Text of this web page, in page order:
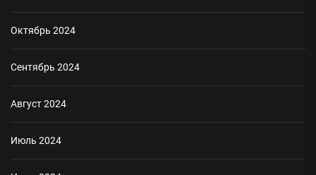
Октябрь 2024
Сентябрь 2024
Август 2024
Июль 2024